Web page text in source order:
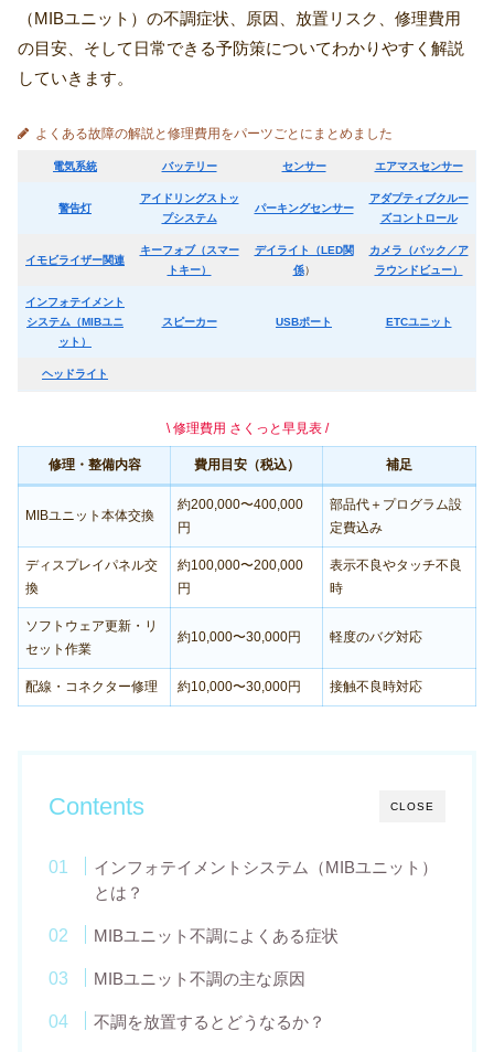
（MIBユニット）の不調症状、原因、放置リスク、修理費用
の目安、そして日常できる予防策についてわかりやすく解説
していきます。
よくある故障の解説と修理費用をパーツごとにまとめました
電気系統 バッテリー センサー エアマスセンサー
警告灯
アイドリングストッ
プシステム
パーキングセンサー
アダプティブクルー
ズコントロール
イモビライザー関連
キーフォブ（スマー
トキー）
デイライト（LED関
係）
カメラ（バック／ア
ラウンドビュー）
インフォテイメント
システム（MIBユニ
ット）
スピーカー USBポート ETCユニット
ヘッドライト
\ 修理費用 さくっと早見表 /
修理・整備内容 費用目安（税込） 補足
MIBユニット本体交換
約200,000〜400,000
円
部品代＋プログラム設
定費込み
ディスプレイパネル交
換
約100,000〜200,000
円
表示不良やタッチ不良
時
ソフトウェア更新・リ
セット作業
約10,000〜30,000円 軽度のバグ対応
配線・コネクター修理 約10,000〜30,000円 接触不良時対応
CLOSE
Contents
インフォテイメントシステム（MIBユニット）
とは？
MIBユニット不調によくある症状
MIBユニット不調の主な原因
不調を放置するとどうなるか？